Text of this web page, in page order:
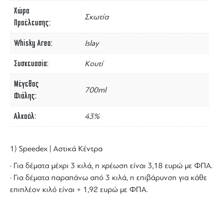
Χώρα
Προέλευσης
Σκωτία
Whisky Area Islay
Συσκευασία Κουτί
Μέγεθος
Φιάλης
700ml
Αλκοόλ 43%
1) Speedex | Αστικά Κέντρα
· Για δέματα μέχρι 3 κιλά, η χρέωση είναι 3,18 ευρώ με ΦΠΑ.
· Για δέματα παραπάνω από 3 κιλά, η επιβάρυνση για κάθε
επιπλέον κιλό είναι + 1,92 ευρώ με ΦΠΑ.